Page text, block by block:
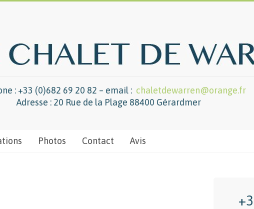
: +33 (0)682 69 20 82 – email : chaletdewarren@orange.fr
Adresse : 20 Rue de la Plage 88400 Gérardmer
Photos Contact Avis